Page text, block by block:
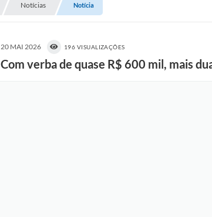
Notícias Notícia
20 MAI 2026 196 VISUALIZAÇÕES
Com verba de quase R$ 600 mil, mais